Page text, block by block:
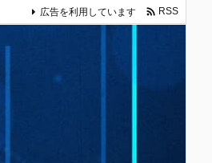
広告を利用しています  RSS